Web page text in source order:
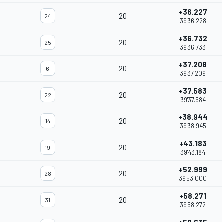
24 20 +36.227
39'36.228
25 20 +36.732
39'36.733
6 20 +37.208
39'37.209
22 20 +37.583
39'37.584
14 20 +38.944
39'38.945
19 20 +43.183
39'43.184
28 20 +52.999
39'53.000
31 20 +58.271
39'58.272